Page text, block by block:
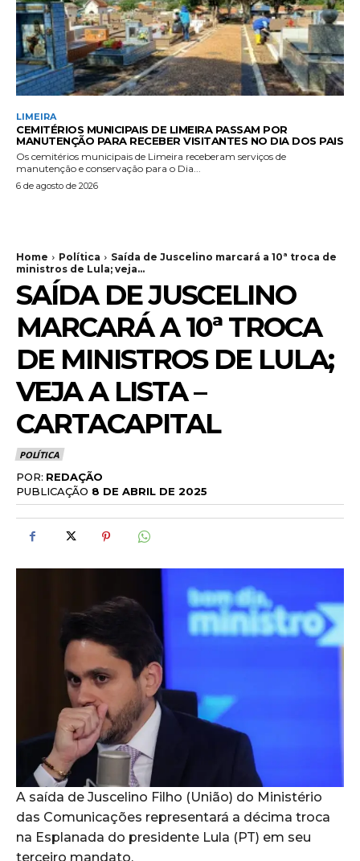
LIMEIRA
CEMITÉRIOS MUNICIPAIS DE LIMEIRA PASSAM POR
MANUTENÇÃO PARA RECEBER VISITANTES NO DIA DOS PAIS
Os cemitérios municipais de Limeira receberam serviços de
manutenção e conservação para o Dia...
6 de agosto de 2026